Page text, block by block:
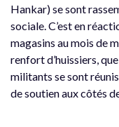
Hankar) se sont
sociale. C’est en
magasins au mois de
renfort d’huissiers,
militants se sont
de soutien aux côtés